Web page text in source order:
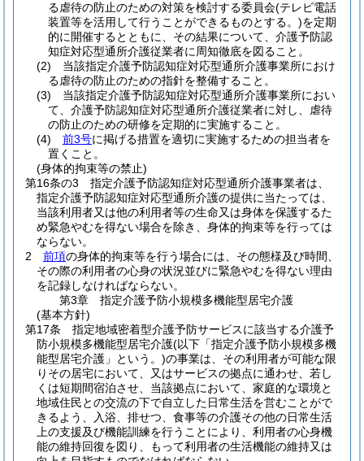
る虐待の防止のための対策を検討する委員会(テレビ電話
装置等を活用して行うことができるものとする。)を定期
的に開催するとともに、その結果について、介護予防認
知症対応型通所介護従業者に周知徹底を図ること。
(2)
当該指定介護予防認知症対応型通所介護事業所におけ
る虐待の防止のための指針を整備すること。
(3)
当該指定介護予防認知症対応型通所介護事業所におい
て、介護予防認知症対応型通所介護従業者に対し、虐待
の防止のための研修を定期的に実施すること。
(4)
前3号に掲げる措置を適切に実施するための担当者を
置くこと。
(身体的拘束等の禁止)
第16条の3
指定介護予防認知症対応型通所介護事業者は、
指定介護予防認知症対応型通所介護の提供に当たっては、
当該利用者又は他の利用者等の生命又は身体を保護するた
め緊急やむを得ない場合を除き、身体的拘束等を行っては
ならない。
2
前項の身体的拘束等を行う場合には、その態様及び時間、
その際の利用者の心身の状況並びに緊急やむを得ない理由
を記録しなければならない。
第3章
指定介護予防小規模多機能型居宅介護
(基本方針)
第17条
指定地域密着型介護予防サービスに該当する介護予
防小規模多機能型居宅介護(以下「指定介護予防小規模多機
能型居宅介護」という。)の事業は、その利用者が可能な限
りその居宅において、又はサービスの拠点に通わせ、若し
くは短期間宿泊させ、当該拠点において、家庭的な環境と
地域住民との交流の下で自立した日常生活を営むことがで
きるよう、入浴、排せつ、食事等の介護その他の日常生活
上の支援及び機能訓練を行うことにより、利用者の心身機
能の維持回復を図り、もって利用者の生活機能の維持又は